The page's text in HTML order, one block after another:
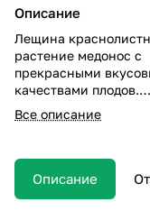
Описание
Лещина
растение медонос с
прекрасными
качествами плодов.
Благодаря пышной
бордовыми листьями,
декоративное
которое идеально
вписывается в любой
Все описание
Описание